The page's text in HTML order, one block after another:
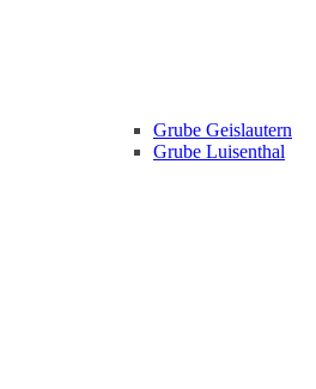
Grube Geislautern
Grube Luisenthal